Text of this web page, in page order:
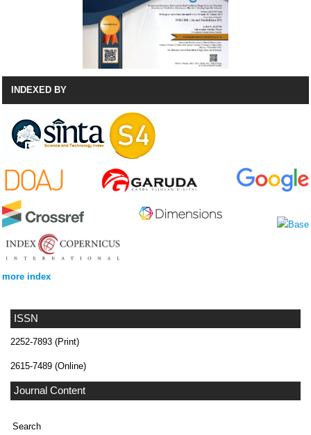
ISSN
2252-7893 (Print)
2615-7489 (Online)
Journal Content
Search
INDEXED BY
more index